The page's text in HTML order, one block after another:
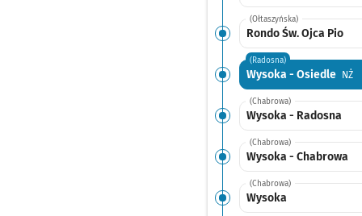
(Ołtaszyńska)
Rondo Św. Ojca Pio
(Radosna)
Wysoka - Osiedle NŻ
(Chabrowa)
Wysoka - Radosna
(Chabrowa)
Wysoka - Chabrowa
(Chabrowa)
Wysoka